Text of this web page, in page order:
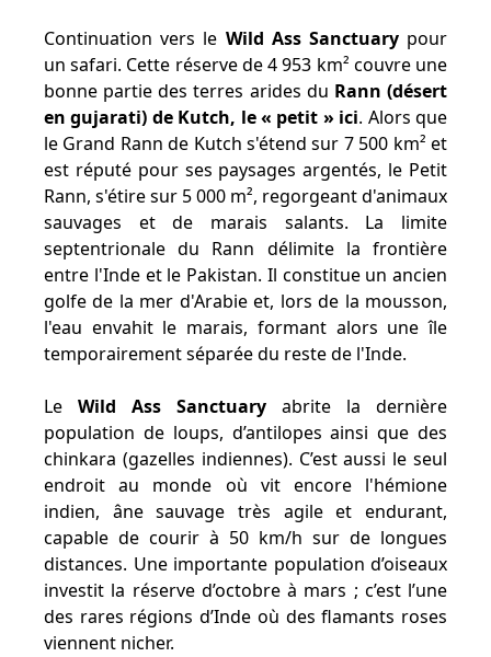
Continuation vers le Wild Ass Sanctuarypour
un safari. Cette réserve de 4 953 km² couvre une
bonne partie des terres arides du Rann (désert
en gujarati) de Kutch, le « petit » ici. Alors que
le Grand Rann de Kutch s'étend sur 7 500 km² et
est réputé pour ses paysages argentés, le Petit
Rann, s'étire sur 5 000 m², regorgeant d'animaux
sauvages et de marais salants. La limite
septentrionale du Rann délimite la frontière
entre l'Inde et le Pakistan. Il constitue un ancien
golfe de la mer d'Arabie et, lors de la mousson,
l'eau envahit le marais, formant alors une île
temporairement séparée du reste de l'Inde.
Le Wild Ass Sanctuary abrite la dernière
population de loups, d’antilopes ainsi que des
chinkara (gazelles indiennes). C’est aussi le seul
endroit au monde où vit encore l'hémione
indien, âne sauvage très agile et endurant,
capable de courir à 50 km/h sur de longues
distances. Une importante population d’oiseaux
investit la réserve d’octobre à mars ; c’est l’une
des rares régions d’Inde où des flamants roses
viennent nicher.